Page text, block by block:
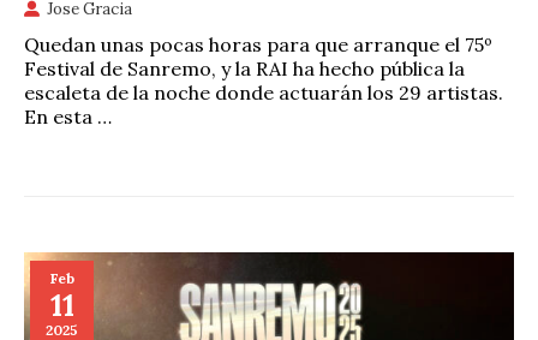
Jose Gracia
Quedan unas pocas horas para que arranque el 75º
Festival de Sanremo, y la RAI ha hecho pública la
escaleta de la noche donde actuarán los 29 artistas.
En esta …
Feb
11
2025